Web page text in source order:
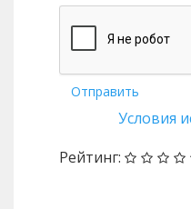
Отправить
Условия
Рейтинг: